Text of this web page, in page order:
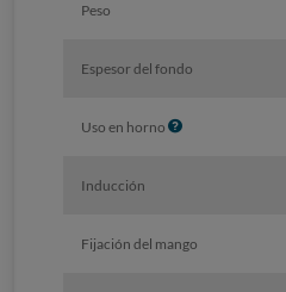
Peso
Espesor del fondo
Uso en horno I
Inducción
Fijación del mango